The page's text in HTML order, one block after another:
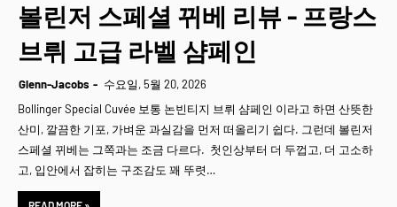
볼린저 스페셜 뀌베 리뷰 - 프랑스
브뤼 고급 라벨 샴페인
Glenn-Jacobs
수요일, 5월 20, 2026
Bollinger Special Cuvée 보통 논빈티지 브뤼 샴페인 이라고 하면 산뜻한
산미, 깔끔한 기포, 가벼운 과실감을 먼저 떠올리기 쉽다. 그런데 볼린저
스페셜 뀌베는 그쪽과는 조금 다르다. 첫인상부터 더 두껍고, 더 고소하
고, 입안에서 잡히는 구조감도 꽤 뚜렷…